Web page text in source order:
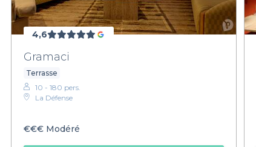
4,6
Gramaci
Terrasse
10 - 180 pers.
La Défense
€€€ Modéré